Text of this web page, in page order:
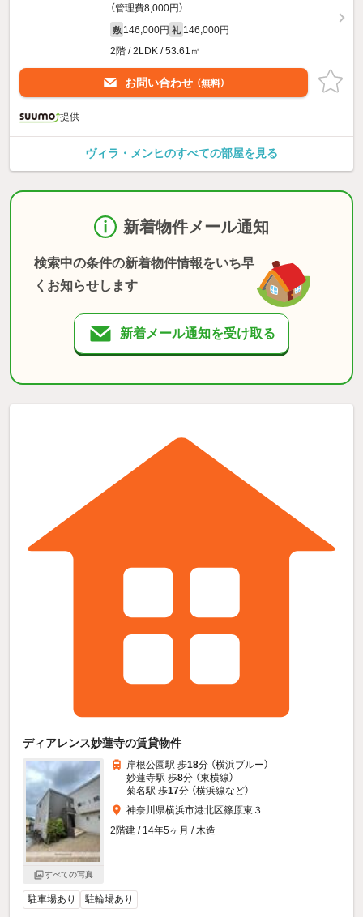
（管理費8,000円）
敷 146,000円 礼 146,000円
2階 / 2LDK / 53.61㎡
お問い合わせ （無料）
提供
ヴィラ・メンヒのすべての部屋を見る
新着物件メール通知
検索中の条件の新着物件情報をいち早
くお知らせします
新着メール通知を受け取る
ディアレンス妙蓮寺の賃貸物件
すべての写真
岸根公園駅 歩18分 （横浜ブルー）
妙蓮寺駅 歩8分 （東横線）
菊名駅 歩17分 （横浜線など）
神奈川県横浜市港北区篠原東３
2階建 / 14年5ヶ月 / 木造
駐車場あり 駐輪場あり